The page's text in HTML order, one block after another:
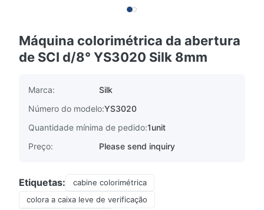
Máquina colorimétrica da abertura
de SCI d/8° YS3020 Silk 8mm
Marca:
Silk
Número do modelo:YS3020
Quantidade mínima de pedido:1unit
Preço:
Please send inquiry
Etiquetas:
cabine colorimétrica
colora a caixa leve de verificação